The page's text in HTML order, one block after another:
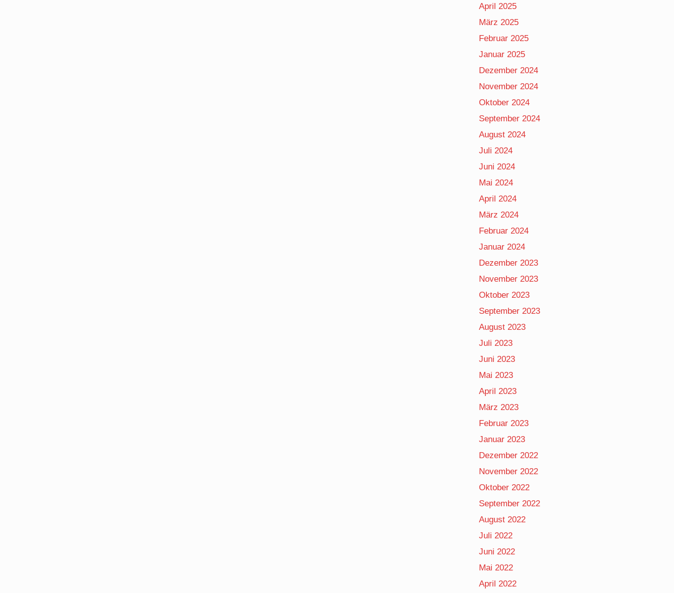
April 2025
März 2025
Februar 2025
Januar 2025
Dezember 2024
November 2024
Oktober 2024
September 2024
August 2024
Juli 2024
Juni 2024
Mai 2024
April 2024
März 2024
Februar 2024
Januar 2024
Dezember 2023
November 2023
Oktober 2023
September 2023
August 2023
Juli 2023
Juni 2023
Mai 2023
April 2023
März 2023
Februar 2023
Januar 2023
Dezember 2022
November 2022
Oktober 2022
September 2022
August 2022
Juli 2022
Juni 2022
Mai 2022
April 2022